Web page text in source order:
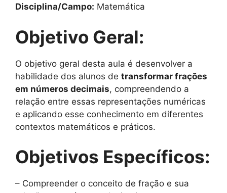
Disciplina/Campo: Matemática
Objetivo Geral:
O objetivo geral desta aula é desenvolver a
habilidade dos alunos de transformar frações
em números decimais, compreendendo a
relação entre essas representações numéricas
e aplicando esse conhecimento em diferentes
contextos matemáticos e práticos.
Objetivos Específicos:
– Compreender o conceito de fração e sua